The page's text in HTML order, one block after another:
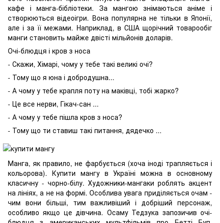
кафе і манга-бібліотеки. За мангою знімаються аніме і
створюються відеоігри. Вона популярна не тільки в Японії,
але і за її межами. Наприклад, в США щорічний товарообіг
манги становить майже двісті мільйонів доларів.
Очі-блюдця і кров з носа
- Скажи, Хімарі, чому у тебе такі великі очі?
- Тому що я юна і добродушна...
- А чому у тебе крапля поту на маківці, тобі жарко?
- Це все нерви, Гікач-сан ...
- А чому у тебе пішла кров з носа?
- Тому що ти ставиш такі питання, дядечко ...
Манга, як правило, не фарбується (хоча іноді трапляється і
кольорова). Купити мангу в Україні можна в основному
класичну - чорно-білу. Художники-мангаки роблять акцент
на лініях, а не на формі. Особлива увага приділяється очам -
чим вони більші, тим важливіший і добріший персонаж,
особливо якщо це дівчина. Осаму Тедзука запозичив очі-